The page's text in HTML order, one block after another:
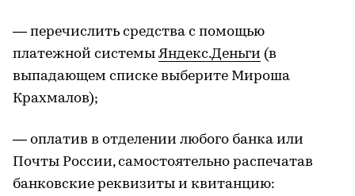
— перечислить средства с помощью
платежной системыЯндекс.Деньги (в
выпадающем списке выберите Мироша
Крахмалов);
— оплатив в отделении любого банка или
Почты России, самостоятельно распечатав
банковские реквизиты и квитанцию: